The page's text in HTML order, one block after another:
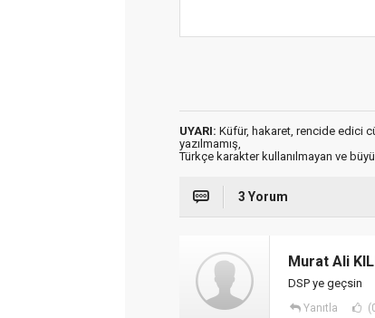
UYARI: Küfür, hakaret, rencide edici
yazılmamış,
Türkçe karakter kullanılmayan ve
3 Yorum
Murat Ali
DSP ye geçsin
Yanıtla